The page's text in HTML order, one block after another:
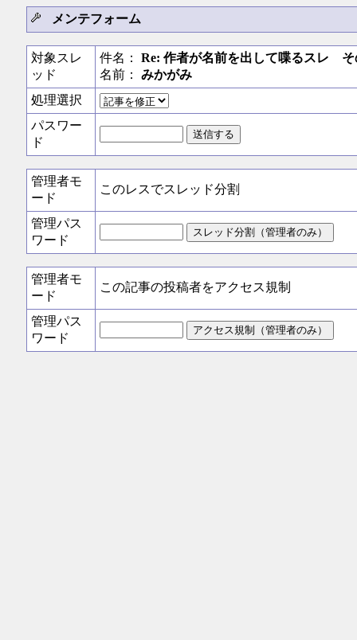
メンテフォーム
対象スレ
ッド
件名： Re: 作者が名前を出して喋るスレ そ
名前： みかがみ
処理選択
パスワー
ド
管理者モ
ード
このレスでスレッド分割
管理パス
ワード
管理者モ
ード
この記事の投稿者をアクセス規制
管理パス
ワード